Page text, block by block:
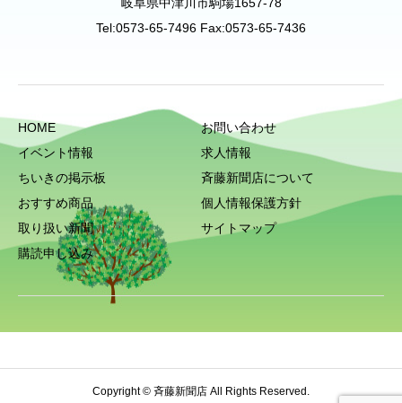
Tel:0573-65-7496 Fax:0573-65-7436
HOME
イベント情報
ちいきの掲示板
おすすめ商品
取り扱い新聞
購読申し込み
お問い合わせ
求人情報
斉藤新聞店について
個人情報保護方針
サイトマップ
Copyright © 斉藤新聞店 All Rights Reserved.